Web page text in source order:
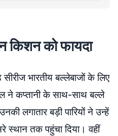
किशन को फायदा
भारतीय बल्लेबाजों के लिए
ने कप्तानी के साथ-साथ बल्ले
लगातार बड़ी पारियों ने उन्हें
स्थान तक पहुंचा दिया। वहीं